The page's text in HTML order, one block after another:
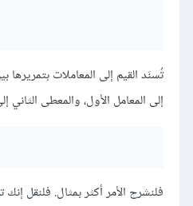
تُسنَد القيم إلى المعاملات
إلى المعامل الأول، والمعطى الثاني
فلنشرح الأمر أكثر بمثال. فلنقل